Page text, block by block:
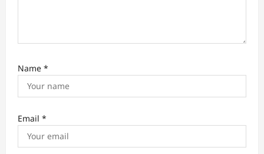
Name *
Email *